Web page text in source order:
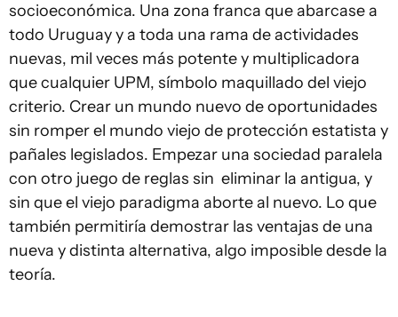
socioeconómica. Una zona franca que abarcase a
todo Uruguay y a toda una rama de actividades
nuevas, mil veces más potente y multiplicadora
que cualquier UPM, símbolo maquillado del viejo
criterio. Crear un mundo nuevo de oportunidades
sin romper el mundo viejo de protección estatista y
pañales legislados. Empezar una sociedad paralela
con otro juego de reglas sin eliminar la antigua, y
sin que el viejo paradigma aborte al nuevo. Lo que
también permitiría demostrar las ventajas de una
nueva y distinta alternativa, algo imposible desde la
teoría.